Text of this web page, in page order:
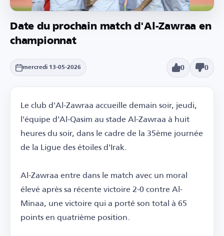
Date du prochain match d'Al-Zawraa en
championnat
mercredi 13-05-2026 0 0
Le club d'Al-Zawraa accueille demain soir, jeudi,
l'équipe d'Al-Qasim au stade Al-Zawraa à huit
heures du soir, dans le cadre de la 35ème journée
de la Ligue des étoiles d'Irak.
Al-Zawraa entre dans le match avec un moral
élevé après sa récente victoire 2-0 contre Al-
Minaa, une victoire qui a porté son total à 65
points en quatrième position.